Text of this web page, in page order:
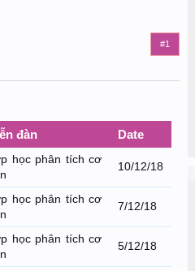
#1
đàn Date
học phân tích cơ
10/12/18
học phân tích cơ
7/12/18
học phân tích cơ
5/12/18